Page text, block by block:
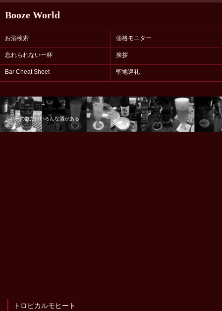
Booze World
お酒検索 価格モニター
忘れられない一杯 挨拶
Bar Cheat Sheet 聖地巡礼
バーの数だけいろんな酒がある
トロピカルモヒート